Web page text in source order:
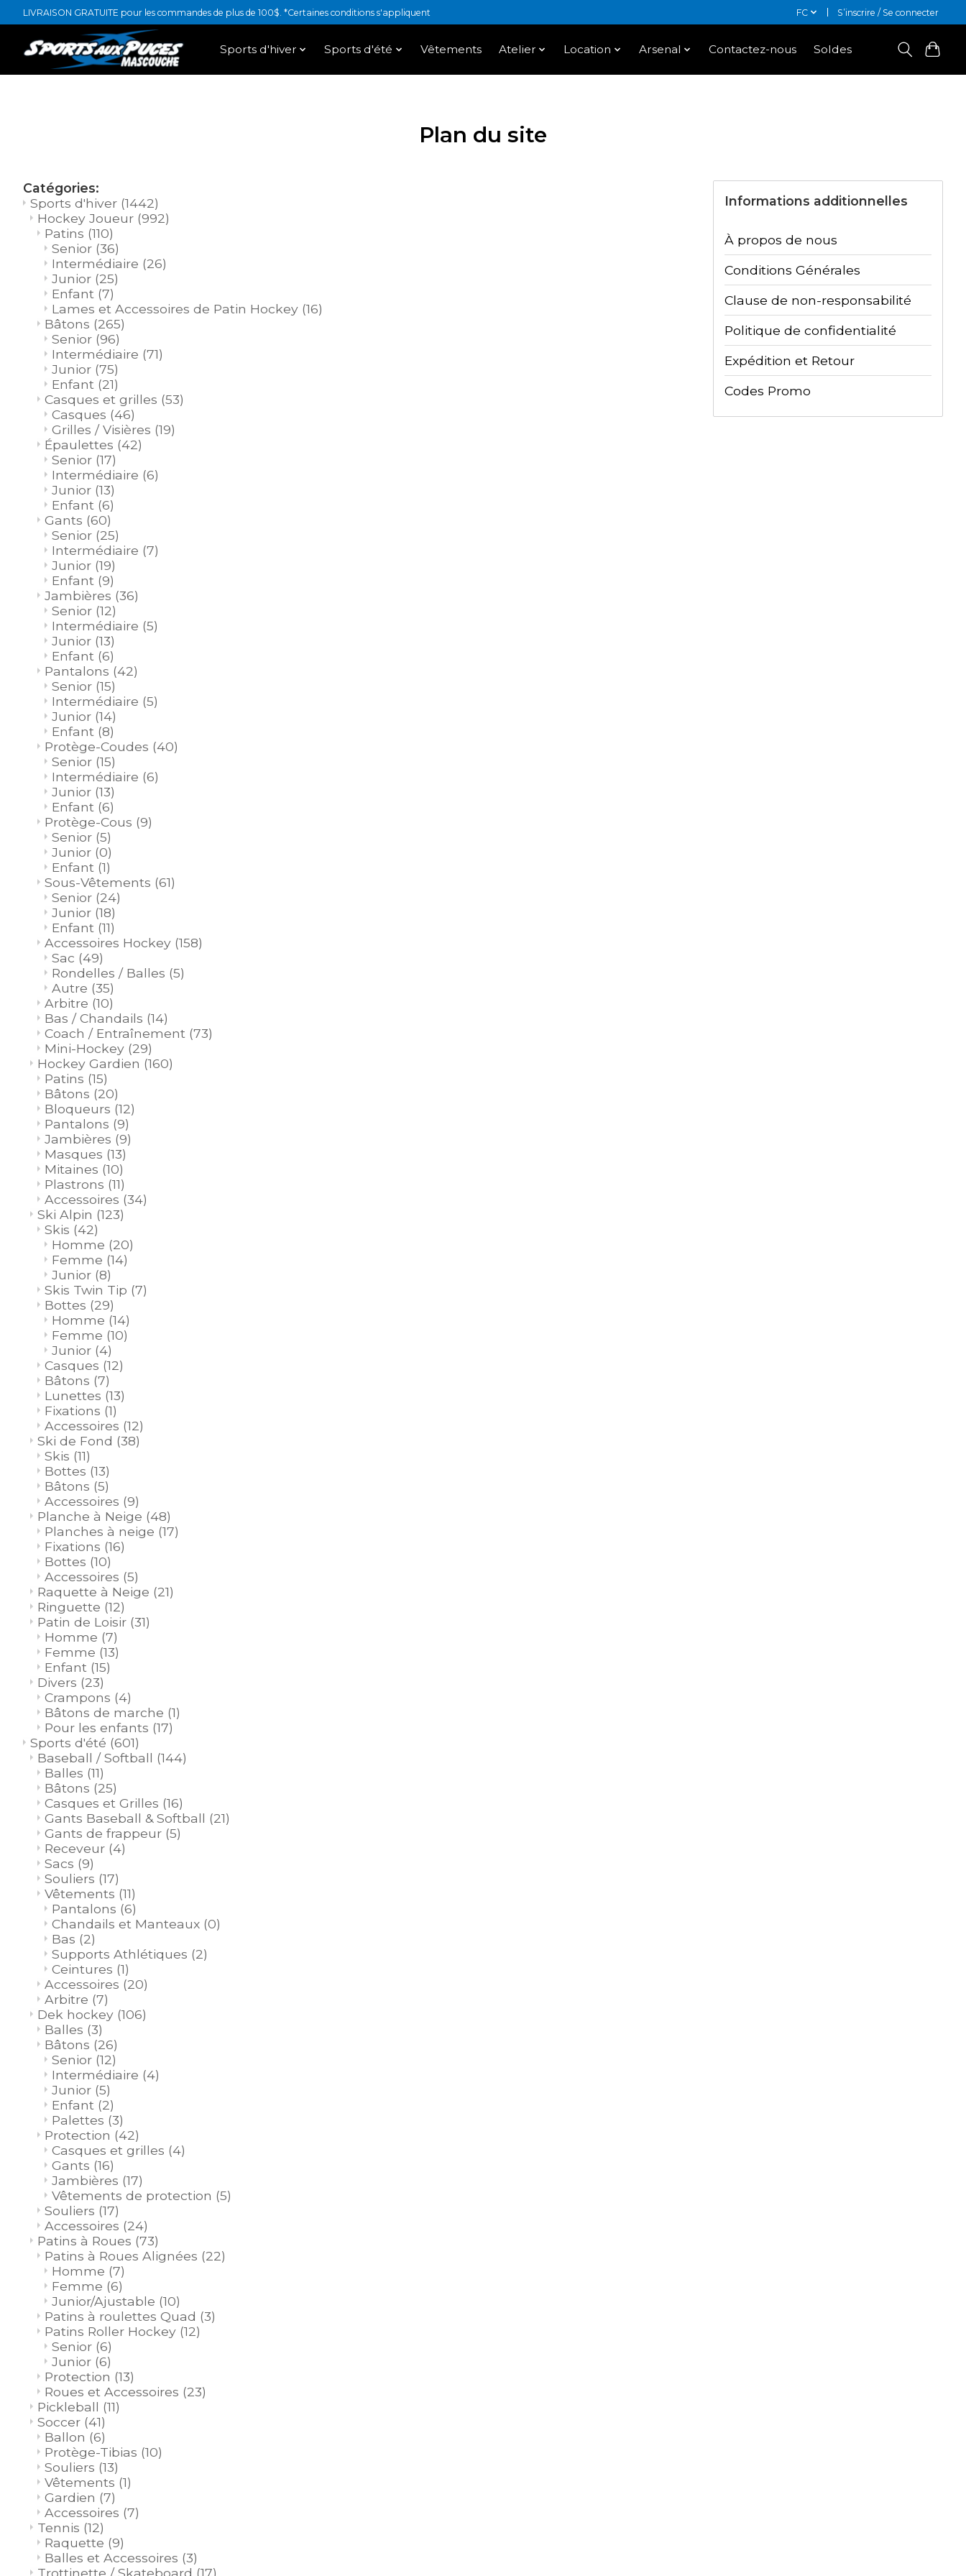
LIVRAISON GRATUITE pour les commandes de plus de 100$. *Certaines conditions s'appliquent FC S’inscrire / Se connecter
Sports d'hiver Sports d'été Vêtements Atelier Location Arsenal Contactez-nous Soldes
Plan du site
Catégories:
Sports d'hiver (1442)
Hockey Joueur (992)
Patins (110)
Senior (36)
Intermédiaire (26)
Junior (25)
Enfant (7)
Lames et Accessoires de Patin Hockey (16)
Bâtons (265)
Senior (96)
Intermédiaire (71)
Junior (75)
Enfant (21)
Casques et grilles (53)
Casques (46)
Grilles / Visières (19)
Épaulettes (42)
Senior (17)
Intermédiaire (6)
Junior (13)
Enfant (6)
Gants (60)
Senior (25)
Intermédiaire (7)
Junior (19)
Enfant (9)
Jambières (36)
Senior (12)
Intermédiaire (5)
Junior (13)
Enfant (6)
Pantalons (42)
Senior (15)
Intermédiaire (5)
Junior (14)
Enfant (8)
Protège-Coudes (40)
Senior (15)
Intermédiaire (6)
Junior (13)
Enfant (6)
Protège-Cous (9)
Senior (5)
Junior (0)
Enfant (1)
Sous-Vêtements (61)
Senior (24)
Junior (18)
Enfant (11)
Accessoires Hockey (158)
Sac (49)
Rondelles / Balles (5)
Autre (35)
Arbitre (10)
Bas / Chandails (14)
Coach / Entraînement (73)
Mini-Hockey (29)
Hockey Gardien (160)
Patins (15)
Bâtons (20)
Bloqueurs (12)
Pantalons (9)
Jambières (9)
Masques (13)
Mitaines (10)
Plastrons (11)
Accessoires (34)
Ski Alpin (123)
Skis (42)
Homme (20)
Femme (14)
Junior (8)
Skis Twin Tip (7)
Bottes (29)
Homme (14)
Femme (10)
Junior (4)
Casques (12)
Bâtons (7)
Lunettes (13)
Fixations (1)
Accessoires (12)
Ski de Fond (38)
Skis (11)
Bottes (13)
Bâtons (5)
Accessoires (9)
Planche à Neige (48)
Planches à neige (17)
Fixations (16)
Bottes (10)
Accessoires (5)
Raquette à Neige (21)
Ringuette (12)
Patin de Loisir (31)
Homme (7)
Femme (13)
Enfant (15)
Divers (23)
Crampons (4)
Bâtons de marche (1)
Pour les enfants (17)
Sports d'été (601)
Baseball / Softball (144)
Balles (11)
Bâtons (25)
Casques et Grilles (16)
Gants Baseball & Softball (21)
Gants de frappeur (5)
Receveur (4)
Sacs (9)
Souliers (17)
Vêtements (11)
Pantalons (6)
Chandails et Manteaux (0)
Bas (2)
Supports Athlétiques (2)
Ceintures (1)
Accessoires (20)
Arbitre (7)
Dek hockey (106)
Balles (3)
Bâtons (26)
Senior (12)
Intermédiaire (4)
Junior (5)
Enfant (2)
Palettes (3)
Protection (42)
Casques et grilles (4)
Gants (16)
Jambières (17)
Vêtements de protection (5)
Souliers (17)
Accessoires (24)
Patins à Roues (73)
Patins à Roues Alignées (22)
Homme (7)
Femme (6)
Junior/Ajustable (10)
Patins à roulettes Quad (3)
Patins Roller Hockey (12)
Senior (6)
Junior (6)
Protection (13)
Roues et Accessoires (23)
Pickleball (11)
Soccer (41)
Ballon (6)
Protège-Tibias (10)
Souliers (13)
Vêtements (1)
Gardien (7)
Accessoires (7)
Tennis (12)
Raquette (9)
Balles et Accessoires (3)
Informations additionnelles
À propos de nous
Conditions Générales
Clause de non-responsabilité
Politique de confidentialité
Expédition et Retour
Codes Promo